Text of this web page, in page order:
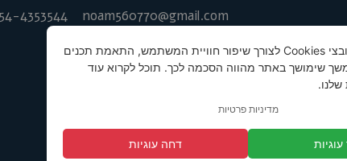
אנו משתמשים בקובצי Cookies לצורך שיפור חוויית המשתמש, התאמת תכנים
שימושך באתר מהווה הסכמה לכך. תוכל לקרוא עוד
שלנו.
מדיניות פרטיות
דחה עוגיות
noam560770@gmail.com
4353544
נטף בריכות שחייה ומערכות מים - רחוב דרך הכלנית 17 בית נחמיה 7314000, שעות